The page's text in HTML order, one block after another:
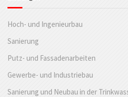
Hoch- und Ingenieurbau
Sanierung
Putz- und Fassadenarbeiten
Gewerbe- und Industriebau
Sanierung und Neubau in der